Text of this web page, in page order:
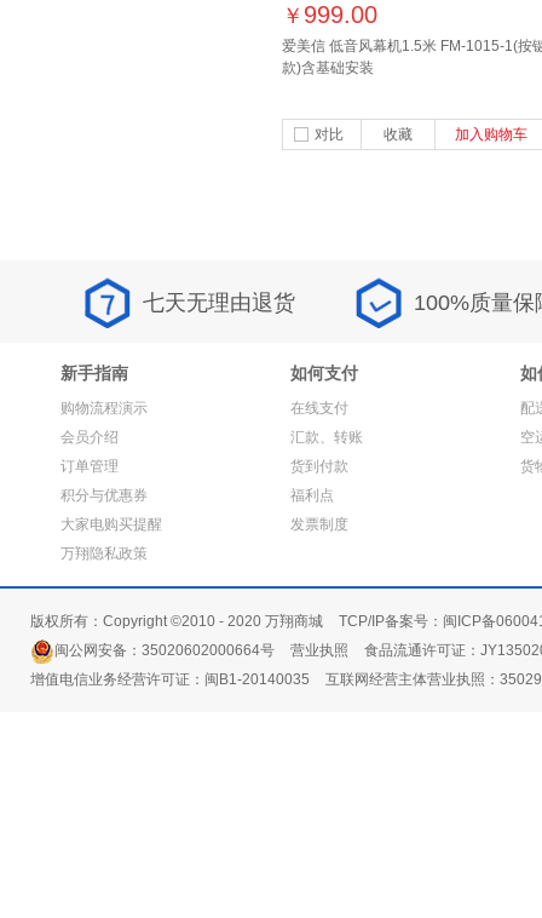
￥ 999.00
爱美信 低音风幕机1.5米 FM-1015-1(按
款)含基础安装
对比 收藏 加入购物车
七天无理由退货 100%质量保
新手指南
购物流程演示
会员介绍
订单管理
积分与优惠券
大家电购买提醒
万翔隐私政策
如何支付
在线支付
汇款、转账
货到付款
福利点
发票制度
如
配
空
货
版权所有：Copyright ©2010 - 2020 万翔商城
TCP/IP备案号：闽ICP备
闽公网安备：35020602000664号
营业执照
食品流通许可证：
增值电信业务经营许可证：闽B1-20140035
互联网经营主体营业执照：